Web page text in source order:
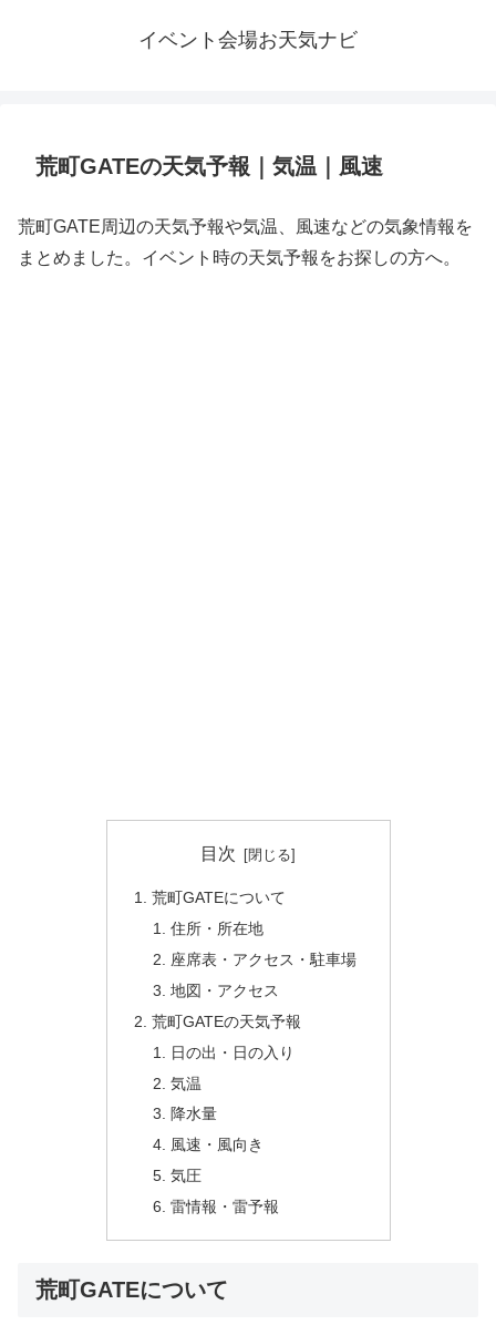
イベント会場お天気ナビ
荒町GATEの天気予報｜気温｜風速
荒町GATE周辺の天気予報や気温、風速などの気象情報を
まとめました。イベント時の天気予報をお探しの方へ。
目次
荒町GATEについて
住所・所在地
座席表・アクセス・駐車場
地図・アクセス
荒町GATEの天気予報
日の出・日の入り
気温
降水量
風速・風向き
気圧
雷情報・雷予報
荒町GATEについて